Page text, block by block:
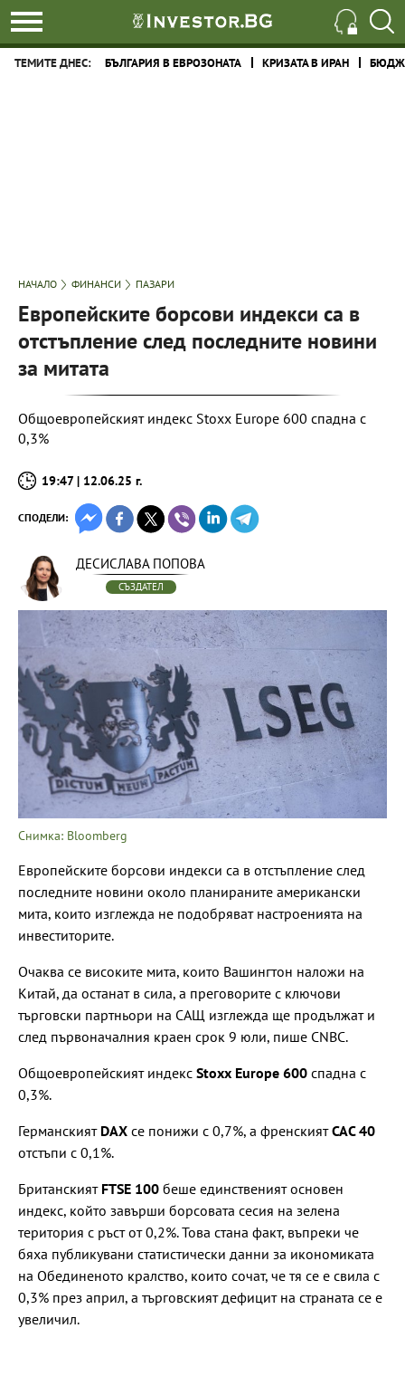
ТЕМИТЕ ДНЕС: БЪЛГАРИЯ В ЕВРОЗОНАТА КРИЗАТА В ИРАН
НАЧАЛО ФИНАНСИ ПАЗАРИ
Европейските борсови индекси са в
отстъпление след последните новини
за митата
Общоевропейският индекс Stoxx Europe 600 спадна с
0,3%
19:47 | 12.06.25 г.
СПОДЕЛИ:
ДЕСИСЛАВА ПОПОВА
СЪЗДАТЕЛ
Снимка: Bloomberg
Европейските борсови индекси са в отстъпление след
последните новини около планираните американски
мита, които изглежда не подобряват настроенията на
инвеститорите.
Очаква се високите мита, които Вашингтон наложи на
Китай, да останат в сила, а преговорите с ключови
търговски партньори на САЩ изглежда ще продължат и
след първоначалния краен срок 9 юли, пише CNBC.
Общоевропейският индекс Stoxx Europe 600 спадна с
0,3%.
Германският DAX се понижи с 0,7%, а френскиятCAC 40
отстъпи с 0,1%.
Британският FTSE 100 беше единственият основен
индекс, който завърши борсовата сесия на зелена
територия с ръст от 0,2%. Това стана факт, въпреки че
бяха публикувани статистически данни за икономиката
на Обединеното кралство, които сочат, че тя се е свила с
0,3% през април, а търговският дефицит на страната се е
увеличил.